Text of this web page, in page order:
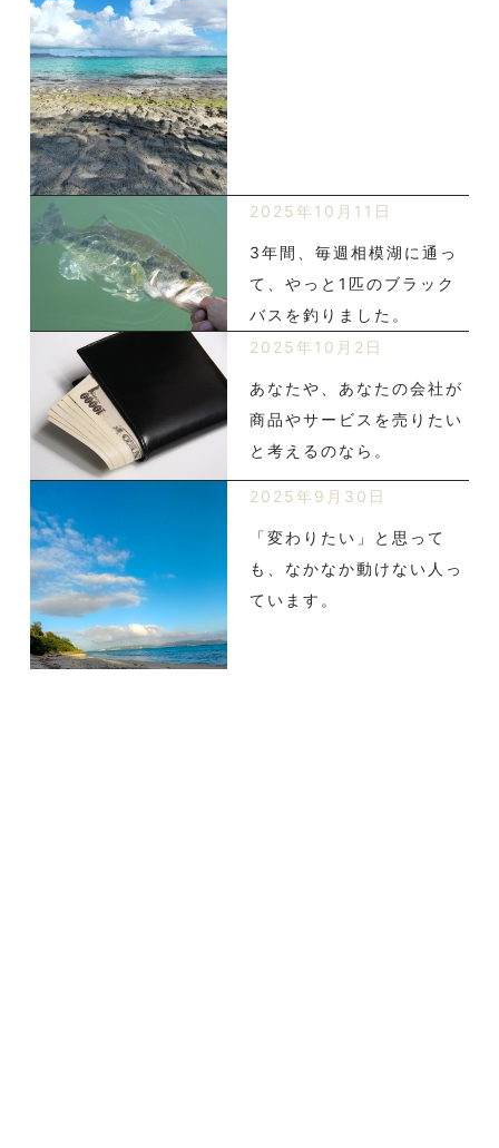
2025年10月11日
3年間、毎週相模湖に通っ
て、やっと1匹のブラック
バスを釣りました。
2025年10月2日
あなたや、あなたの会社が
商品やサービスを売りたい
と考えるのなら。
2025年9月30日
「変わりたい」と思って
も、なかなか動けない人っ
ています。